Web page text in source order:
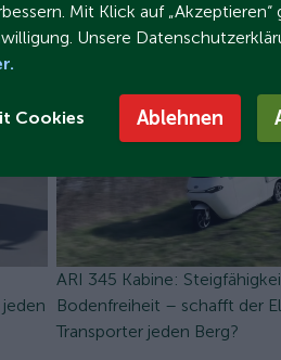
ARI 345 Kabine:
Bodenfreiheit – schafft der
Transporter jeden Berg?
Mit Klick auf „Akzeptieren“
Unsere
Cookies Ablehnen